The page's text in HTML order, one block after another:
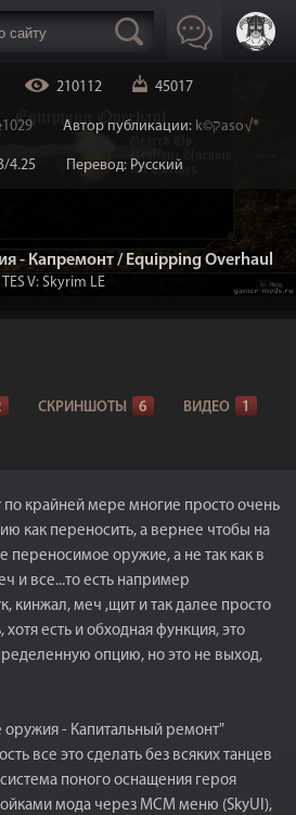
210112 45017
Автор публикации: k©קaso√®
4.25 Перевод: Русский
- Капремонт / Equipping Overhaul
TES V: Skyrim LE
СКРИНШОТЫ 6 ВИДЕО 1
по крайней мере многие просто очень
как переносить, а вернее чтобы на
переносимое оружие, а не так как в
и все...то есть например
кинжал, меч ,щит и так далее просто
есть и обходная функция, это
опцию, но это не выход,
- Капитальный ремонт"
все это сделать без всяких танцев
поного оснащения героя
мода через MCM меню (SkyUI),